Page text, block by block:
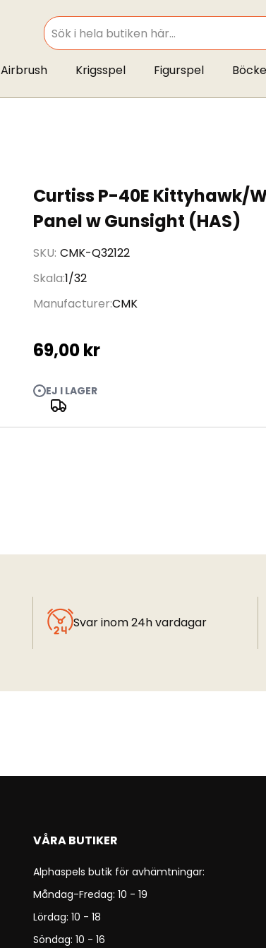
SEARCH
Airbrush Krigsspel Figurspel
Curtiss P-40E Kittyhawk/
Panel w Gunsight (HAS)
SKU CMK-Q32122
Skala1/32
ManufacturerCMK
69,00 kr
EJ I LAGER
Svar inom 24h vardagar
VÅRA BUTIKER
Alphaspels butik för avhämtningar:
Måndag-Fredag: 10 - 19
Lördag: 10 - 18
Söndag: 10 - 16